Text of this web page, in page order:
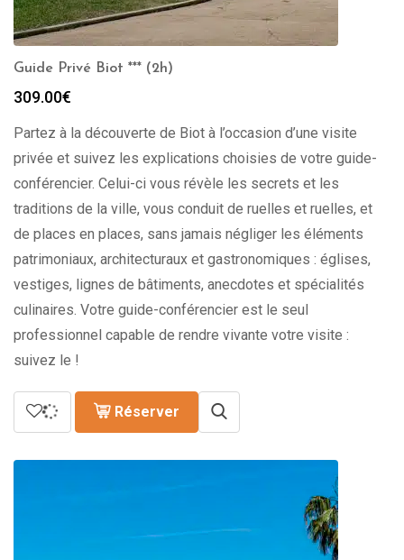
Guide Privé Biot *** (2h)
309.00€
Partez à la découverte de Biot à l’occasion d’une visite
privée et suivez les explications choisies de votre guide-
conférencier. Celui-ci vous révèle les secrets et les
traditions de la ville, vous conduit de ruelles et ruelles, et
de places en places, sans jamais négliger les éléments
patrimoniaux, architecturaux et gastronomiques : églises,
vestiges, lignes de bâtiments, anecdotes et spécialités
culinaires. Votre guide-conférencier est le seul
professionnel capable de rendre vivante votre visite :
suivez le !
Réserver